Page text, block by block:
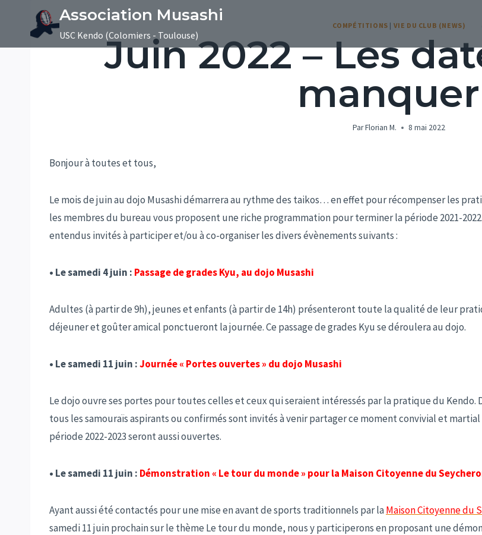
Association Musashi
USC Kendo (Colomiers - Toulouse)
COMPÉTITIONS | VIE DU CLUB (NEWS)
Juin 2022 – Les
ParFlorian M. 8 mai 2022
Bonjour à toutes et tous,
Le mois de juin au dojo Musashi démarrera au rythme des taikos… en effet pour récompenser les
les membres du bureau vous proposent une riche programmation pour terminer la période 2021-
entendus invités à participer et/ou à co-organiser les divers évènements suivants :
• Le samedi 4 juin : Passage de grades Kyu, au dojo Musashi
Adultes (à partir de 9h), jeunes et enfants (à partir de 14h) présenteront toute la qualité de leur
déjeuner et goûter amical ponctueront la journée. Ce passage de grades Kyu se déroulera au dojo.
• Le samedi 11 juin :Journée « Portes ouvertes » du dojo Musashi
Le dojo ouvre ses portes pour toutes celles et ceux qui seraient intéressés par la pratique du
tous les samouraïs aspirants ou confirmés sont invités à venir partager ce moment convivial et
période 2022-2023 seront aussi ouvertes.
• Le samedi 11 juin : Démonstration « Le tour du monde » pour la Maison Citoyenne du
Ayant aussi été contactés pour une mise en avant de sports traditionnels par laMaison Citoyenne du
samedi 11 juin prochain sur le thème Le tour du monde, nous y participerons en proposant une